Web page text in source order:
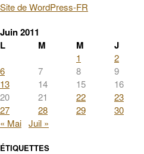
Site de WordPress-FR
Juin 2011
L
M M J
1 2
6
7 8 9
13
14 15 16
20
21 22 23
27
28 29
30
« Mai Juil »
ÉTIQUETTES